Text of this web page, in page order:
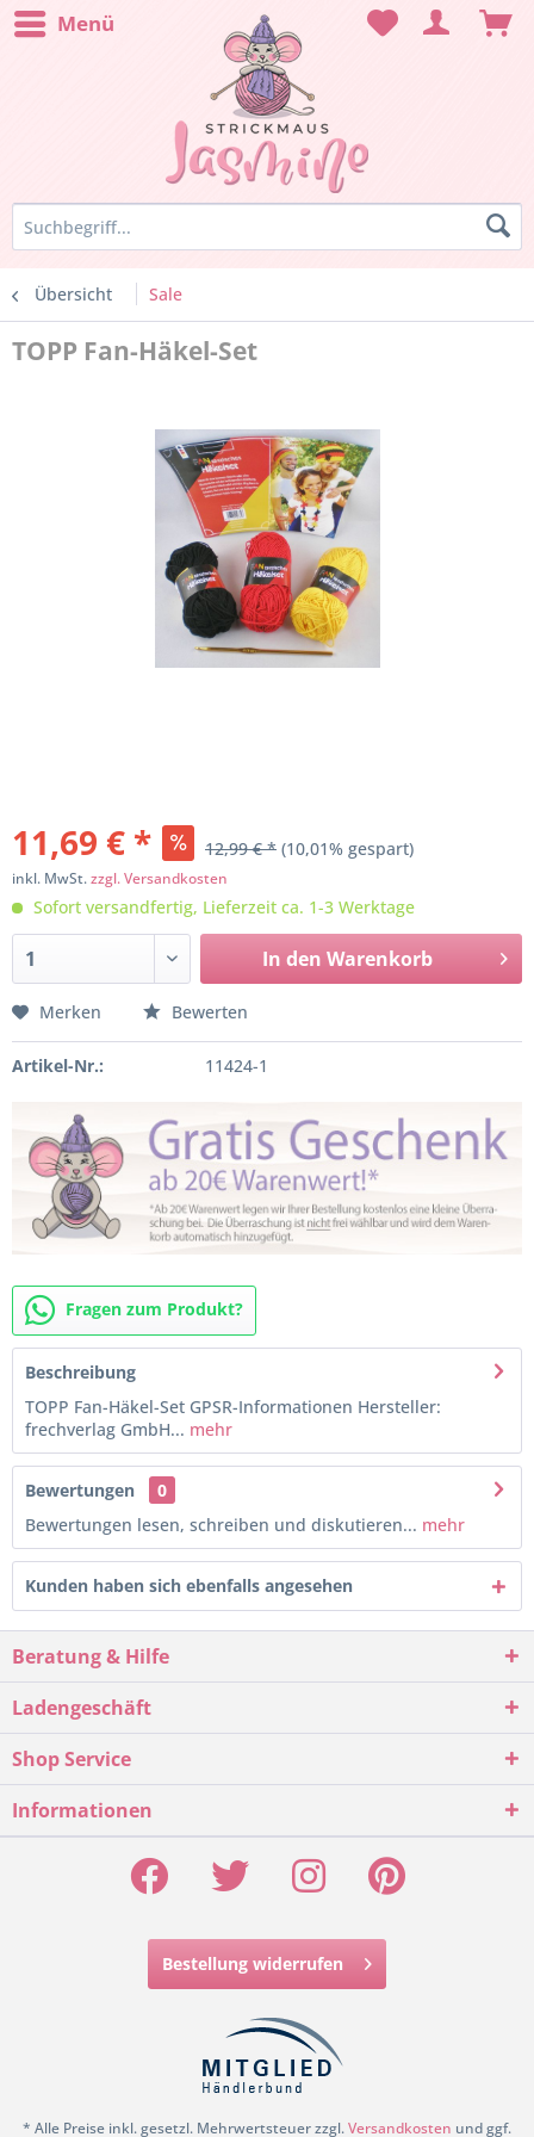
Menü
Übersicht Sale
TOPP Fan-Häkel-Set
11,69 € * 12,99 € * (10,01% gespart)
inkl. MwSt.zzgl. Versandkosten
Sofort versandfertig, Lieferzeit ca. 1-3 Werktage
In den Warenkorb
Merken Bewerten
Artikel-Nr.: 11424-1
Fragen zum Produkt?
Beschreibung
TOPP Fan-Häkel-Set GPSR-Informationen Hersteller:
frechverlag GmbH... mehr
Bewertungen
0
Bewertungen lesen, schreiben und diskutieren... mehr
Kunden haben sich ebenfalls angesehen
Beratung & Hilfe
Ladengeschäft
Shop Service
Informationen
Bestellung widerrufen
* Alle Preise inkl. gesetzl. Mehrwertsteuer zzgl.Versandkosten und ggf.